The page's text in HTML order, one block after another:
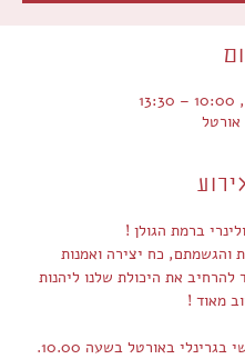
אורטל
והגשמתם, כח יצירה ואמנות
להרחיב את היכולת שלנו ליהנות
מאוד !
נפגש ביום שישי בגרינלי באורטל בשעה 10.00.